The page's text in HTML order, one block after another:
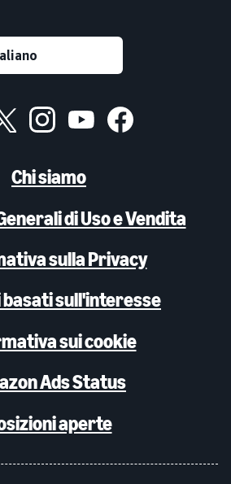
Chi siamo
di Uso e Vendita
sulla Privacy
basati sull'interesse
sui cookie
Ads Status
aperte